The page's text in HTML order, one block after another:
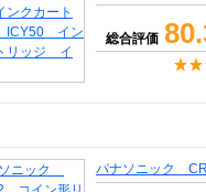
総合評価
パナソニック